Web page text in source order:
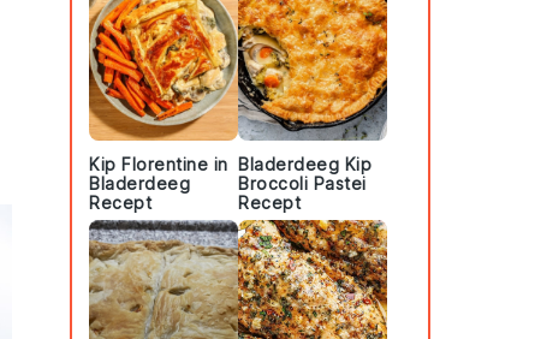
Kip Florentine in
Bladerdeeg
Recept
Bladerdeeg Kip
Broccoli Pastei
Recept